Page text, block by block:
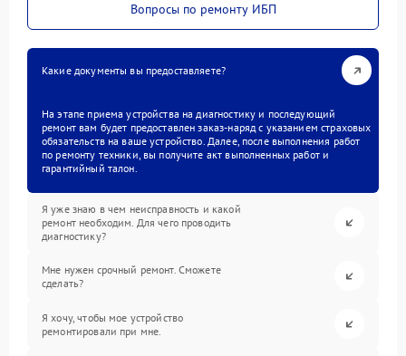
Вопросы по ремонту ИБП
Какие документы вы предоставляете?
На этапе приема устройства на диагностику и последующий
ремонт вам будет предоставлен заказ-наряд с указанием страховых
обязательств на ваше устройство. Далее, после выполнения работ
по ремонту техники, вы получите акт выполненных работ и
гарантийный талон.
Я уже знаю в чем неисправность и какой
ремонт необходим. Для чего проводить
диагностику?
Мне нужен срочный ремонт. Сможете
сделать?
Я хочу, чтобы мое устройство
ремонтировали при мне.